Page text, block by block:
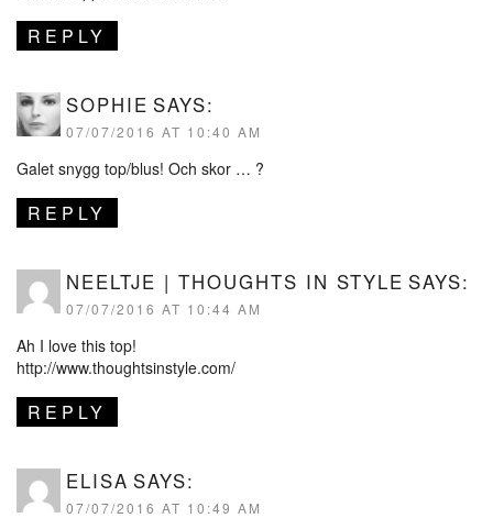
REPLY
SOPHIE SAYS:
07/07/2016 AT 10:40 AM
Galet snygg top/blus! Och skor … ?
REPLY
NEELTJE | THOUGHTS IN STYLE SAYS:
07/07/2016 AT 10:44 AM
Ah I love this top!
http://www.thoughtsinstyle.com/
REPLY
ELISA SAYS:
07/07/2016 AT 10:49 AM